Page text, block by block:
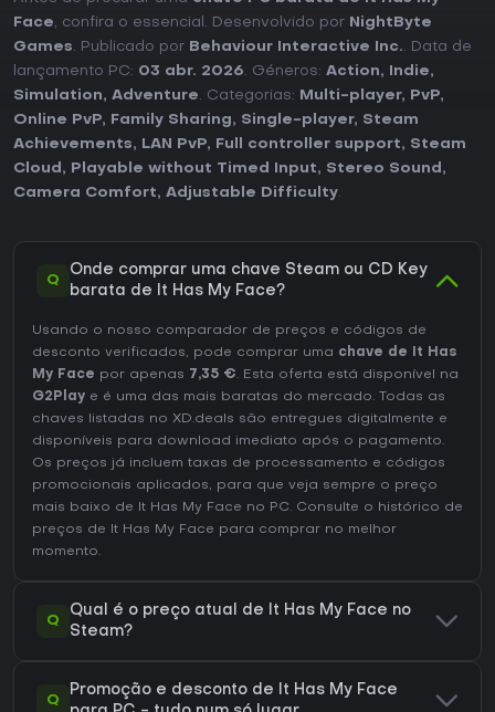
Face, confira o essencial. Desenvolvido por NightByte
Games. Publicado por Behaviour Interactive Inc.. Data de
lançamento PC: 03 abr. 2026. Géneros: Action, Indie,
Simulation, Adventure. Categorias: Multi-player, PvP,
Online PvP, Family Sharing, Single-player, Steam
Achievements, LAN PvP, Full controller support, Steam
Cloud , Playable without Timed Input, Stereo Sound ,
Camera Comfort, Adjustable Difficulty.
Q
Onde comprar uma chave Steam ou CD Key
barata de It Has My Face?
Usando o nosso comparador de preços e códigos de
desconto verificados, pode comprar uma chave de It Has
My Face por apenas 7,35 €. Esta oferta está disponível na
G2Play e é uma das mais baratas do mercado. Todas as
chaves listadas no XD.deals são entregues digitalmente e
disponíveis para download imediato após o pagamento.
Os preços já incluem taxas de processamento e códigos
promocionais aplicados, para que veja sempre o preço
mais baixo de It Has My Face no PC. Consulte o histórico de
preços de It Has My Face para comprar no melhor
momento.
Q
Qual é o preço atual de It Has My Face no
Steam?
Q
Promoção e desconto de It Has My Face